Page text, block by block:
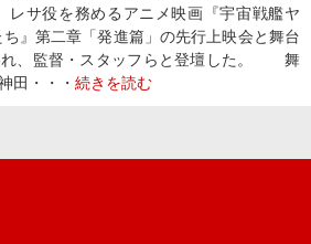
レサ役を務めるアニメ映画『宇宙戦艦ヤ
』第二章「発進篇」の先行上映会と舞台
れ、監督・スタッフらと登壇した。 舞
田・・・ 続きを読む